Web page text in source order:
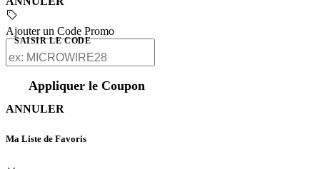
Ajouter un Code Promo
SAISIR LE CODE
Appliquer le Coupon
ANNULER
Ma Liste de Favoris